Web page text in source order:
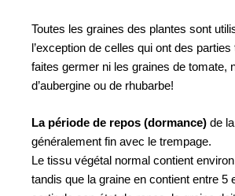
Toutes les graines des plantes sont
l’exception de celles qui ont des
faites germer ni les graines de tomate,
d’aubergine ou de rhubarbe!
La période de repos (dormance) de
généralement fin avec le trempage.
Le tissu végétal normal contient environ
tandis que la graine en contient entre 5